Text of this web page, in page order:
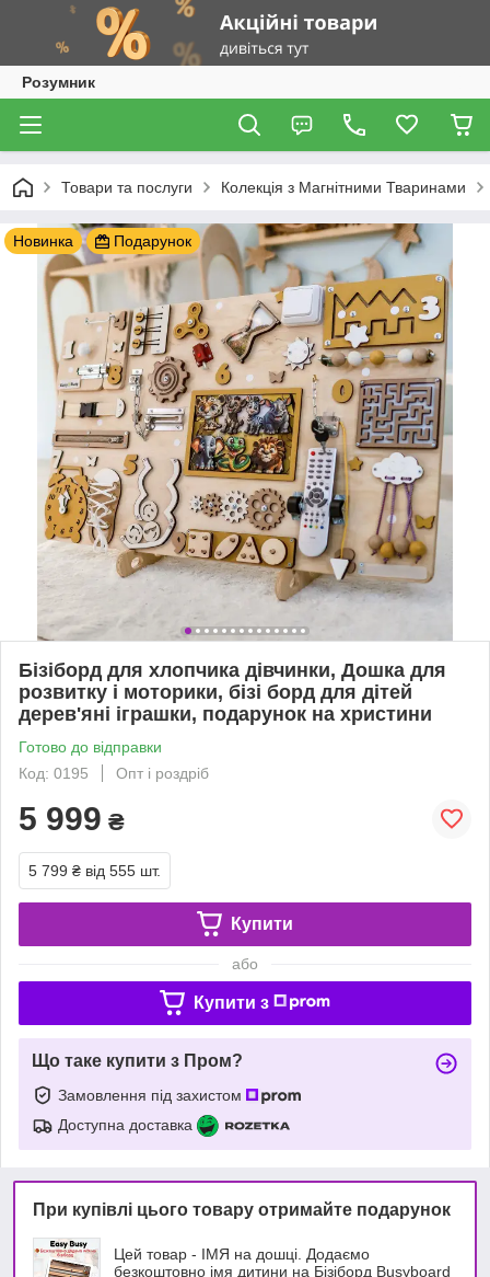
Розумник
Товари та послуги Колекція з Магнітними Тваринами
Новинка Подарунок
Бізіборд для хлопчика дівчинки, Дошка для
розвитку і моторики, бізі борд для дітей
дерев'яні іграшки, подарунок на христини
Готово до відправки
Код: 0195
Опт і роздріб
5 999 ₴
5 799 ₴ від 555 шт.
Купити
або
Купити з
Що таке купити з Пром?
Замовлення під захистом
Доступна доставка
При купівлі цього товару отримайте подарунок
Цей товар - ІМЯ на дошці. Додаємо
безкоштовно імя дитини на Бізіборд Busyboard